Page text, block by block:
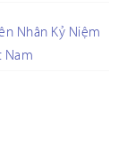
Nhân Kỷ Niệm
Nam